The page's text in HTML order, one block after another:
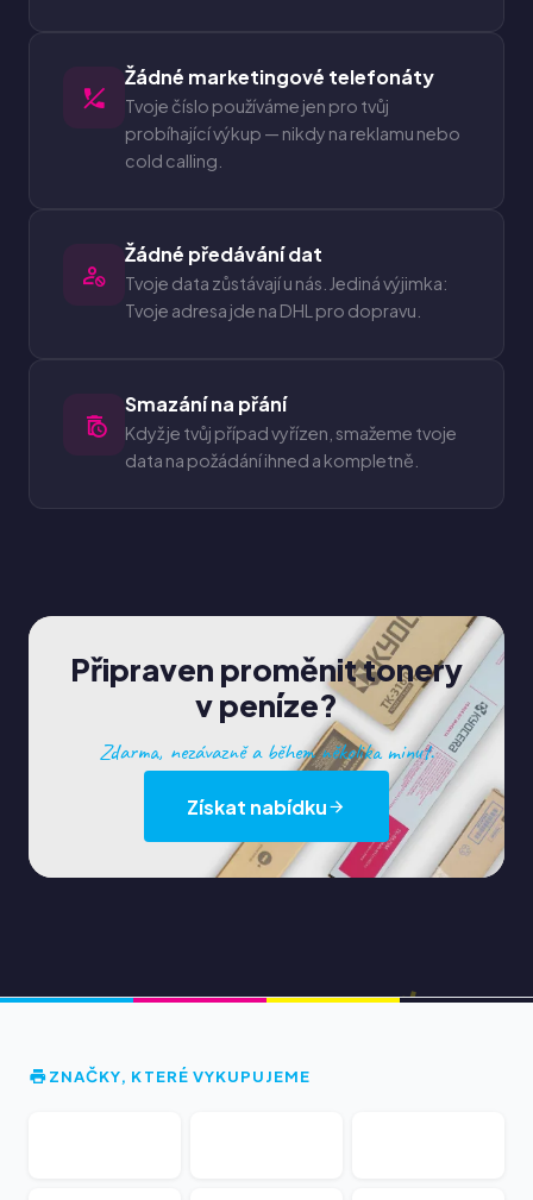
Žádné marketingové telefonáty
Tvoje číslo používáme jen pro tvůj
probíhající výkup — nikdy na reklamu nebo
cold calling.
Žádné předávání dat
Tvoje data zůstávají u nás. Jediná výjimka:
Tvoje adresa jde na DHL pro dopravu.
Smazání na přání
Když je tvůj případ vyřízen, smažeme tvoje
data na požádání ihned a kompletně.
Připraven proměnit tonery
v peníze?
Zdarma, nezávazně a během několika minut.
Získat nabídku
ZNAČKY, KTERÉ VYKUPUJEME